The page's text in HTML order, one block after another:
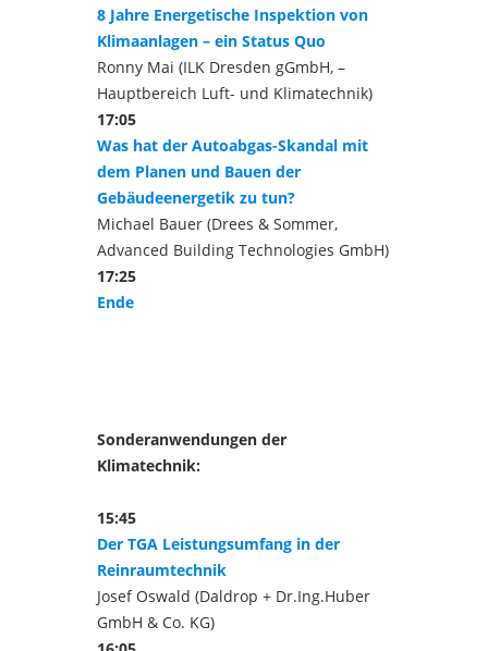
8 Jahre Energetische Inspektion von
Klimaanlagen – ein Status Quo
Ronny Mai (ILK Dresden gGmbH, –
Hauptbereich Luft- und Klimatechnik)
17:05
Was hat der Autoabgas-Skandal mit
dem Planen und Bauen der
Gebäudeenergetik zu tun?
Michael Bauer (Drees & Sommer,
Advanced Building Technologies GmbH)
17:25
Ende
Sonderanwendungen der
Klimatechnik:
15:45
Der TGA Leistungsumfang in der
Reinraumtechnik
Josef Oswald (Daldrop + Dr.Ing.Huber
GmbH & Co. KG)